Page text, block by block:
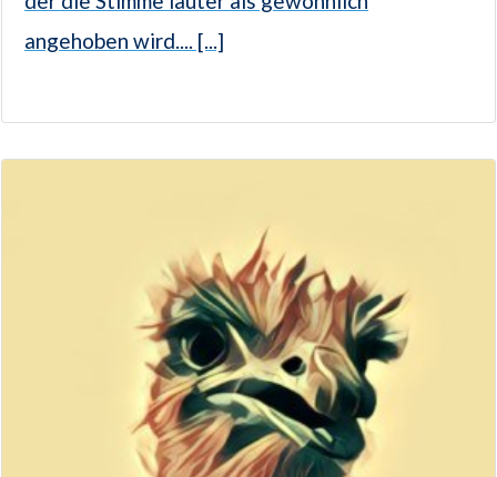
angehoben wird.... [...]